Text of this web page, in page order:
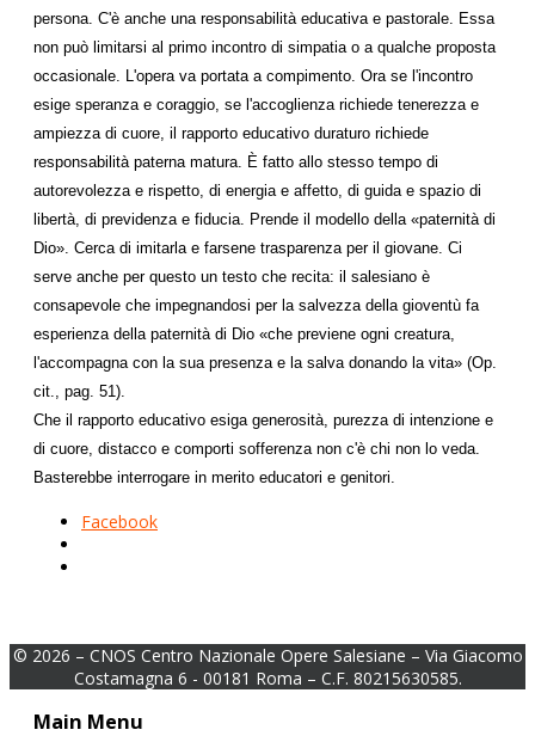
persona. C'è anche una responsabilità educativa e pastorale. Essa
non può limitarsi al primo incontro di simpatia o a qualche proposta
occasionale. L'opera va portata a compimento. Ora se l'incontro
esige speranza e coraggio, se l'accoglienza richiede tenerezza e
ampiezza di cuore, il rapporto educativo duraturo richiede
responsabilità paterna matura. È fatto allo stesso tempo di
autorevolezza e rispetto, di energia e affetto, di guida e spazio di
libertà, di previdenza e fiducia. Prende il modello della «paternità di
Dio». Cerca di imitarla e farsene trasparenza per il giovane. Ci
serve anche per questo un testo che recita: il salesiano è
consapevole che impegnandosi per la salvezza della gioventù fa
esperienza della paternità di Dio «che previene ogni creatura,
l'accompagna con la sua presenza e la salva donando la vita» (Op.
cit., pag. 51).
Che il rapporto educativo esiga generosità, purezza di intenzione e
di cuore, distacco e comporti sofferenza non c'è chi non lo veda.
Basterebbe interrogare in merito educatori e genitori.
Facebook
© 2026 – CNOS Centro Nazionale Opere Salesiane – Via Giacomo
Costamagna 6 - 00181 Roma – C.F. 80215630585.
Main Menu